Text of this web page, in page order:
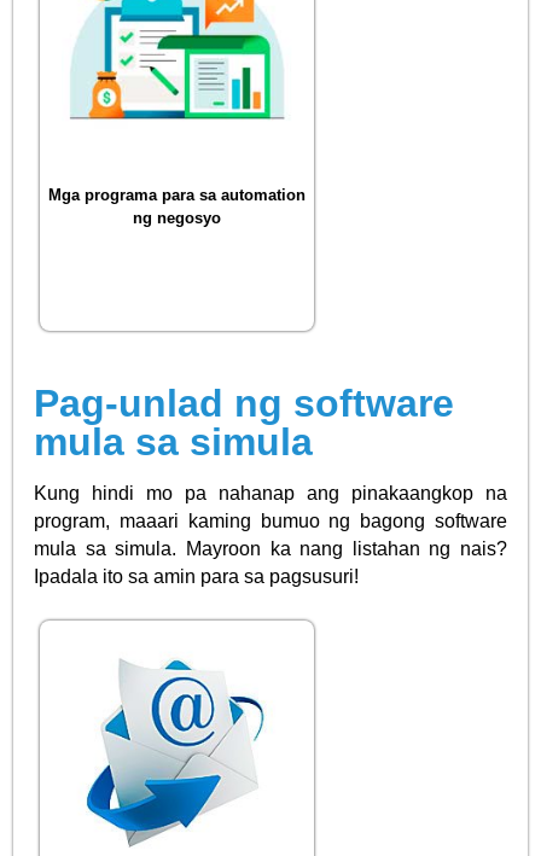
Mga programa para sa automation
ng negosyo
Pag-unlad ng software
mula sa simula
Kung hindi mo pa nahanap ang pinakaangkop na
program, maaari kaming bumuo ng bagong software
mula sa simula. Mayroon ka nang listahan ng nais?
Ipadala ito sa amin para sa pagsusuri!